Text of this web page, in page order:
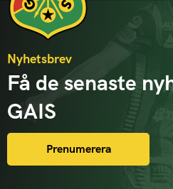
Nyhetsbrev
Få de senaste
GAIS
Prenumerera